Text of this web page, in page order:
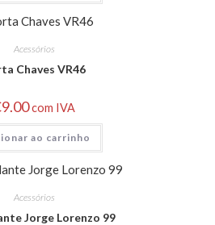
Acessórios
Chaves VR46
9.00com IVA
ao carrinho
Acessórios
Jorge Lorenzo 99